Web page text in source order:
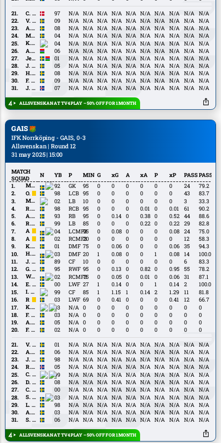
Rawufu
C.
Petersen
C. Petersen 97 N/A N/A N/A N/A N/A N/A N/A N/A N/A
N/A
V.
Fälth
V. Fälth 09 N/A N/A N/A N/A N/A N/A N/A N/A N/A
N/A
A.
Hjelm
A. Hjelm 08 N/A N/A N/A N/A N/A N/A N/A N/A N/A
N/A
M.
Neffati
M. Neffati 04 N/A N/A N/A N/A N/A N/A N/A N/A N/A
N/A
K.
Peprah
Oppong
K. Peprah Oppong 04 N/A N/A N/A N/A N/A N/A N/A N/A N/A
N/A
A.
Tamba
A. Tamba 06 N/A N/A N/A N/A N/A N/A N/A N/A N/A
N/A
Jesper
Ceesay
Jesper Ceesay 01 N/A N/A N/A N/A N/A N/A N/A N/A N/A
N/A
J.
Lindvall
J. Lindvall 05 N/A N/A N/A N/A N/A N/A N/A N/A N/A
N/A
H.
Ringsten
H. Ringsten 08 N/A N/A N/A N/A N/A N/A N/A N/A N/A
N/A
F.
Werner
F. Werner 09 N/A N/A N/A N/A N/A N/A N/A N/A N/A
N/A
J. J. Arnarsson 07 N/A N/A N/A N/A N/A N/A N/A N/A N/A N/A
ALLSVENSKAN AT TV4 PLAY – 50% OFF FOR 1 MONTH
GAIS
IFK Norrköping - GAIS, 0-3
Allsvenskan | Round 12
31 may 2025 | 15:00
MATCH
SQUAD
N YB P MIN G xG A xA P xP PASSPASS%
M.
Krasniqi
M. Krasniqi 92 GK 95 0 0 0 0 0 0 24
79.2
O.
Ågren
O. Ågren 98 LCB 95 0 0 0 0 0 0 43
83.7
M.
de
Brienne
M. de Brienne 02 LB 10 0 0 0 0 0 0 3
33.3
R.
Frej
R. Frej 98 RCB 95 0 0 0 0.01 0 0.01 61
90.2
A.
Wängberg
A. Wängberg 93 RB 95 0 0.14 0 0.38 0 0.52 44
88.6
R.
Wendin
Thomasson
R. Wendin Thomasson 99 LB 85 0 0 0 0.22 0 0.22 29
82.8
A.
Boudri
A. Boudri 04 LCMF3
95 0 0.08 0 0 0 0.08 24
75.0
A.
Henriksson
A. Henriksson 02 RCMF3
20 0 0 0 0 0 0 12
58.3
K.
Holmén
K. Holmén 01 DMF 75 0 0.06 0 0 0 0.06 35
94.3
H.
Ibrahim
H. Ibrahim 03 DMF 20 1 0.08 0 0 1 0.08 14
100.0
J.
Lindberg
J. Lindberg 89 CF 10 0 0 0 0 0 0 6
83.3
G.
Lundgren
G. Lundgren 95 RWF 95 0 0.13 0 0.82 0 0.95 55
78.2
W.
Milovanović
W. Milovanović 02 RCMF3
75 0 0.05 0 0.01 0 0.06 31
87.1
E.
Bećirović
E. Bećirović 00 LWF 27 1 0.14 0 0 1 0.14 2
100.0
I.
Diabaté
I. Diabaté 99 CF 85 1 1.15 1 0.14 2 1.29 11
81.8
R.
Petrovic
R. Petrovic 03 LWF 69 0 0.41 0 0 0 0.41 12
66.7
K.
Sims
K. Sims 03 N/A 0 0 0 0 0 0 0 0
0
F.
Beckman
F. Beckman 03 N/A 0 0 0 0 0 0 0 0
0
A.
Čardaklija
A. Čardaklija 05 N/A 0 0 0 0 0 0 0 0
0
F.
Gustafsson
F. Gustafsson 02 N/A 0 0 0 0 0 0 0 0
0
V.
Astor
V. Astor 01 N/A N/A N/A N/A N/A N/A N/A N/A N/A
N/A
A.
Didriksson
A. Didriksson 06 N/A N/A N/A N/A N/A N/A N/A N/A N/A
N/A
J.
Fagerjord
J. Fagerjord 98 N/A N/A N/A N/A N/A N/A N/A N/A N/A
N/A
R.
Thorkelsson
R. Thorkelsson 05 N/A N/A N/A N/A N/A N/A N/A N/A N/A
N/A
C.
Amatkarijo
C. Amatkarijo 99 N/A N/A N/A N/A N/A N/A N/A N/A N/A
N/A
D.
Bengtsson
D. Bengtsson 08 N/A N/A N/A N/A N/A N/A N/A N/A N/A
N/A
C.
Chika
Chidi
C. Chika Chidi 00 N/A N/A N/A N/A N/A N/A N/A N/A N/A
N/A
S.
Ekong
S. Ekong 03 N/A N/A N/A N/A N/A N/A N/A N/A N/A
N/A
L.
Hedlund
L. Hedlund 98 N/A N/A N/A N/A N/A N/A N/A N/A N/A
N/A
A.
Kurochkin
A. Kurochkin 03 N/A N/A N/A N/A N/A N/A N/A N/A N/A
N/A
S.
Erik
Sjöholm
S. Pierre Erik Sjöholm 06 N/A N/A N/A N/A N/A N/A N/A N/A N/A N/A
ALLSVENSKAN AT TV4 PLAY – 50% OFF FOR 1 MONTH